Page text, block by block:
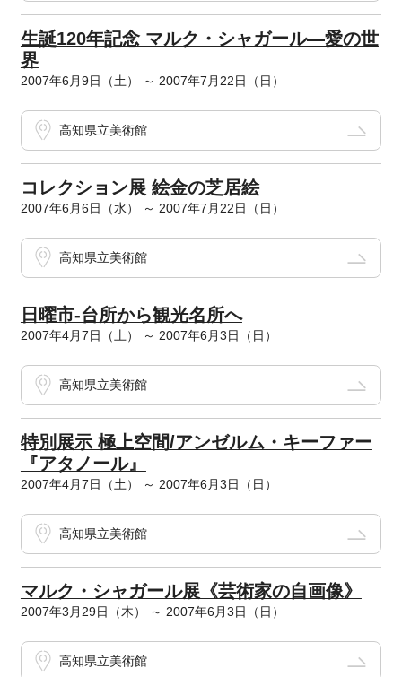
生誕120年記念 マルク・シャガール―愛の世
界
2007年6月9日（土） ～ 2007年7月22日（日）
高知県立美術館
コレクション展 絵金の芝居絵
2007年6月6日（水） ～ 2007年7月22日（日）
高知県立美術館
日曜市-台所から観光名所へ
2007年4月7日（土） ～ 2007年6月3日（日）
高知県立美術館
特別展示 極上空間/アンゼルム・キーファー
『アタノール』
2007年4月7日（土） ～ 2007年6月3日（日）
高知県立美術館
マルク・シャガール展《芸術家の自画像》
2007年3月29日（木） ～ 2007年6月3日（日）
高知県立美術館